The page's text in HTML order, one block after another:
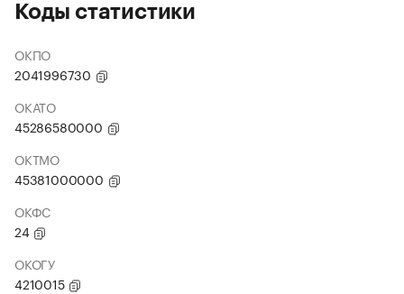
Коды статистики
ОКПО
2041996730
ОКАТО
45286580000
ОКТМО
45381000000
ОКФС
24
ОКОГУ
4210015